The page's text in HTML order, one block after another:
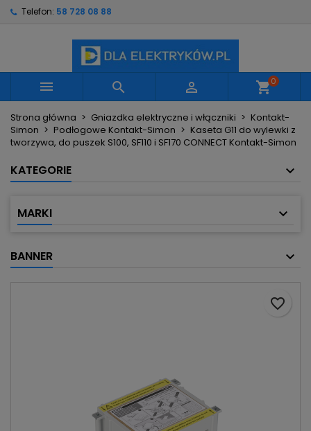
Telefon: 58 728 08 88
   shopping_cart0
Strona główna Gniazdka elektryczne i włączniki
Kontakt-
Simon
Podłogowe Kontakt-Simon
Kaseta G11 do wylewki z
tworzywa, do puszek S100, SF110 i SF170 CONNECT Kontakt-Simon
KATEGORIE
MARKI
BANNER
favorite_border
Utwórz nową listę
Nazwa listy życzeń
Anuluj Utwórz listę życzeń
Musisz być zalogowany by zapisać produkty na
swojej liście życzeń.
Anuluj Zaloguj się